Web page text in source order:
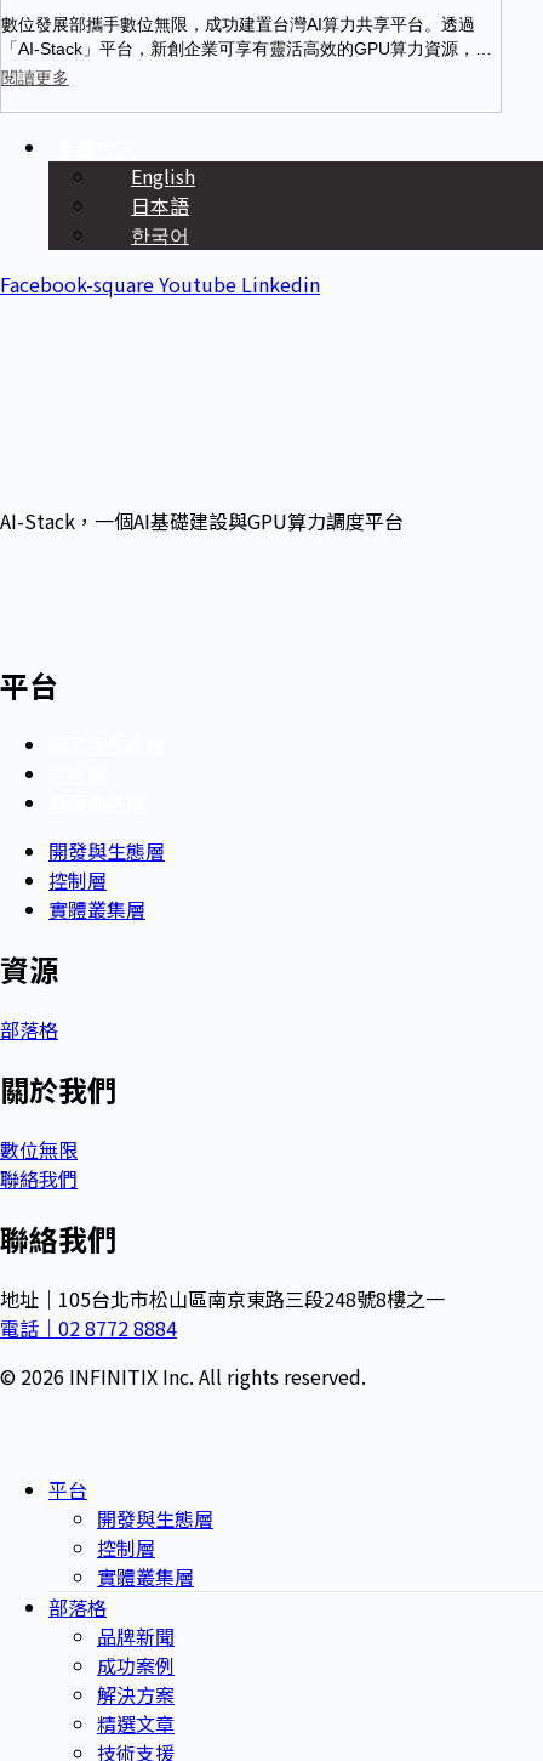
數位發展部攜手數位無限，成功建置台灣AI算力共享平台。透過
「AI-Stack」平台，新創企業可享有靈活高效的GPU算力資源，加
速AI應用落地。平台支援跨品牌GPU整合，並具備多種開源工具，
閱讀更多
English
日本語
한국어
Facebook-squareYoutube Linkedin
AI-Stack，一個AI基礎建設與GPU算力調度平台
平台
開發與生態層
控制層
實體叢集層
資源
部落格
關於我們
數位無限
聯絡我們
聯絡我們
地址｜105台北市松山區南京東路三段248號8樓之一
電話｜02 8772 8884
© 2026 INFINITIX Inc. All rights reserved.
平台
開發與生態層
控制層
實體叢集層
部落格
品牌新聞
成功案例
解決方案
精選文章
技術支援